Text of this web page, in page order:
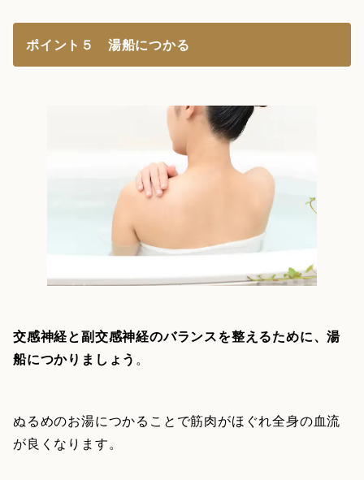
ポイント５ 湯船につかる
交感神経と副交感神経のバランスを整えるために、湯
船につかりましょう 。
ぬるめのお湯につかることで筋肉がほぐれ全身の血流
が良くなります。